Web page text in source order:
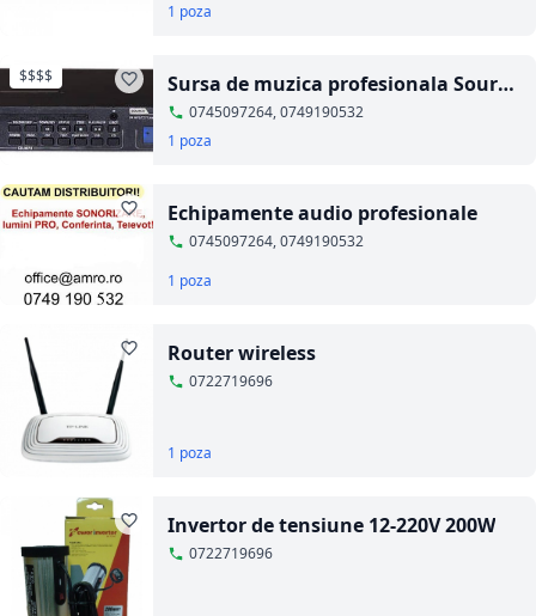
1 poza
$$$$
Sursa de muzica profesionala Source
Proel
0745097264, 0749190532
1 poza
Echipamente audio profesionale
0745097264, 0749190532
1 poza
Router wireless
0722719696
1 poza
Invertor de tensiune 12-220V 200W
0722719696